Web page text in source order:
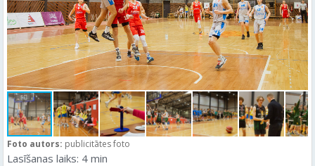
Foto autors: publicitātes foto
Lasīšanas laiks: 4 min